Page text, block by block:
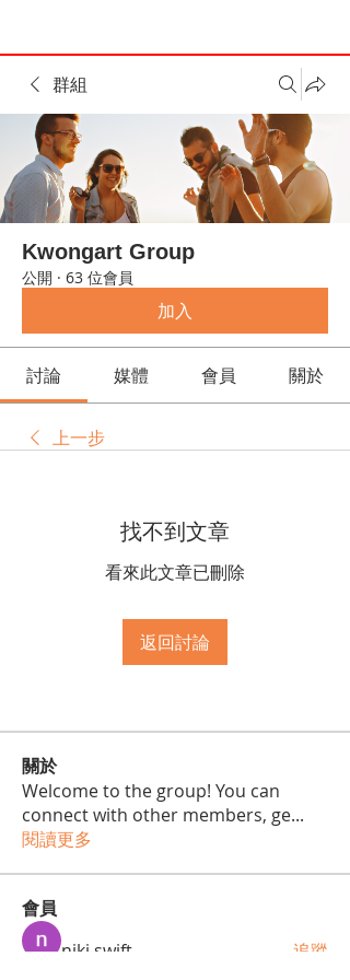
群組
Kwongart Group
公開 · 63 位會員
加入
討論 媒體 會員 關於
上一步
找不到文章
看來此文章已刪除
返回討論
關於
Welcome to the group! You can
connect with other members, ge...
閱讀更多
會員
niki swift 追蹤